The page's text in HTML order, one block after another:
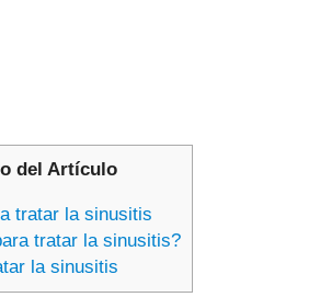
del Artículo
tratar la sinusitis
tratar la sinusitis?
la sinusitis